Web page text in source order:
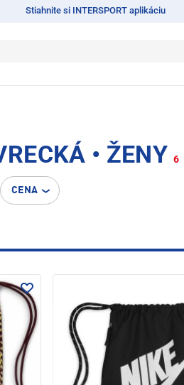
Stiahnite si INTERSPORT aplikáciu
• ŽENY 6
CENA